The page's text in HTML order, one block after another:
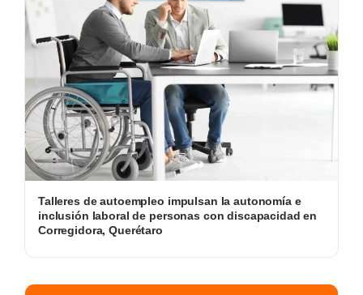
Talleres de autoempleo impulsan la autonomía e
inclusión laboral de personas con discapacidad en
Corregidora, Querétaro